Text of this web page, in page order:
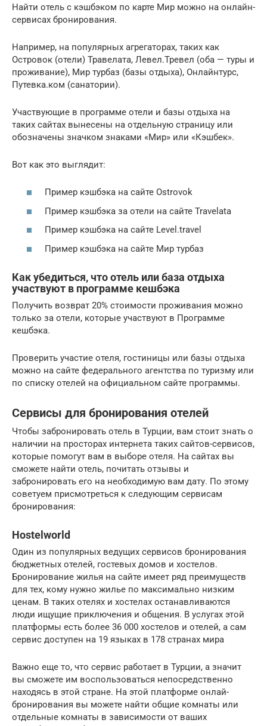
Найти отель с кэшбэком по карте Мир можно на онлайн-
сервисах бронирования.
Например, на популярных агрегаторах, таких как
Островок (отели) Травелата, Левел.Тревел (оба — туры и
проживание), Мир турбаз (базы отдыха), Онлайнтурс,
Путевка.ком (санатории).
Участвующие в программе отели и базы отдыха на
таких сайтах вынесены на отдельную страницу или
обозначены значком знаками «Мир» или «Кэшбек».
Вот как это выглядит:
Пример кэшбэка на сайте Ostrovok
Пример кэшбэка за отели на сайте Travelata
Пример кэшбэка на сайте Level.travel
Пример кэшбэка на сайте Мир турбаз
Как убедиться, что отель или база отдыха
участвуют в программе кешбэка
Получить возврат 20% стоимости проживания можно
только за отели, которые участвуют в Программе
кешбэка.
Проверить участие отеля, гостиницы или базы отдыха
можно на сайте федерального агентства по туризму или
по списку отелей на официальном сайте программы.
Сервисы для бронирования отелей
Чтобы забронировать отель в Турции, вам стоит знать о
наличии на просторах интернета таких сайтов-сервисов,
которые помогут вам в выборе отеля. На сайтах вы
сможете найти отель, почитать отзывы и
забронировать его на необходимую вам дату. По этому
советуем присмотреться к следующим сервисам
бронирования:
Hostelworld
Один из популярных ведущих сервисов бронирования
бюджетных отелей, гостевых домов и хостелов.
Бронирование жилья на сайте имеет ряд преимуществ
для тех, кому нужно жилье по максимально низким
ценам. В таких отелях и хостелах останавливаются
люди ищущие приключения и общения. В услугах этой
платформы есть более 36 000 хостелов и отелей, а сам
сервис доступен на 19 языках в 178 странах мира
Важно еще то, что сервис работает в Турции, а значит
вы сможете им воспользоваться непосредственно
находясь в этой стране. На этой платформе онлай-
бронирования вы можете найти общие комнаты или
отдельные комнаты в зависимости от ваших